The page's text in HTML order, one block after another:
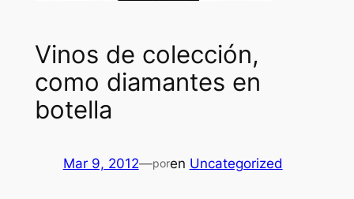
Vinos de colección,
como diamantes en
botella
Mar 9, 2012—poren Uncategorized